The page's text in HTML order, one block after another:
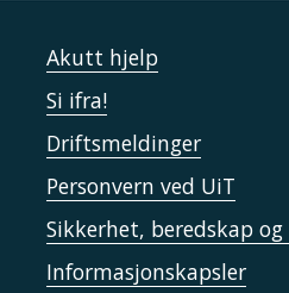
Akutt hjelp
Si ifra!
Driftsmeldinger
Personvern ved UiT
Sikkerhet, beredskap
Informasjonskapsler